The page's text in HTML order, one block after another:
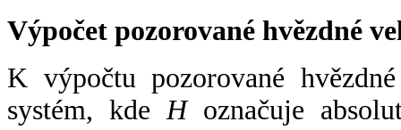
Výpočet pozorované hvězdné
K výpočtu pozorované
systém, kde Hoznačuje